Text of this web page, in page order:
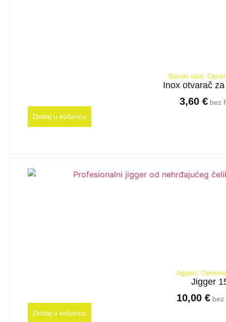
Barski alati ,
Inox otvarač
3,60 €bez
Dodaj u košaricu
Jiggeri,
Jigger
10,00€ bez
Dodaj u košaricu